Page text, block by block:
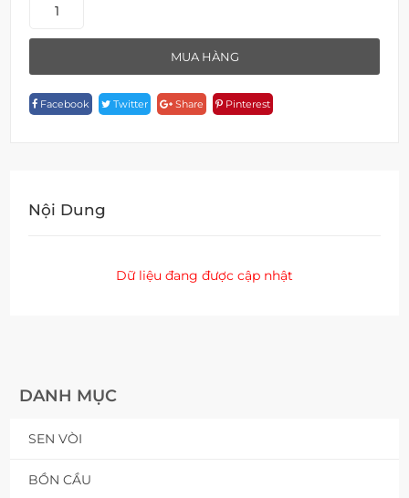
DANH MỤC
SEN VÒI
BỒN CẦU
1D103
Quantity
MUA HÀNG
Facebook Twitter Share Pinterest
Nội Dung
Dữ liệu đang được cập nhật